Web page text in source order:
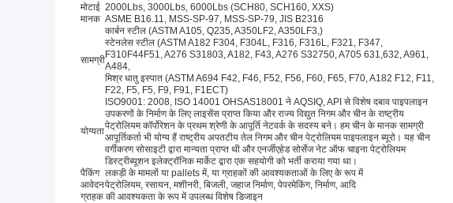
मोटाई 2000Lbs, 3000Lbs, 6000Lbs (SCH80, SCH160, XXS)
मानक ASME B16.11, MSS-SP-97, MSS-SP-79, JIS B2316
सामग्री
कार्बन स्टील (ASTM A105, Q235, A350LF2, A350LF3,)
स्टेनलेस स्टील (ASTM A182 F304, F304L, F316, F316L, F321, F347,
F310F44F51, A276 S31803, A182, F43, A276 S32750, A705 631,632, A961,
A484,
मिश्र धातु इस्पात (ASTM A694 F42, F46, F52, F56, F60, F65, F70, A182 F12, F11,
F22, F5, F5, F9, F91, F1ECT)
योग्यता
ISO9001: 2008, ISO 14001 OHSAS18001 ने AQSIQ, API से विशेष दबाव पाइपलाइन
उपकरणों के निर्माण के लिए लाइसेंस प्राप्त किया और राज्य विद्युत निगम और चीन के राष्ट्रीय
पेट्रोलियम कॉर्पोरेशन के प्रथम श्रेणी के आपूर्ति नेटवर्क के सदस्य बने। हम चीन के मानक सामग्री
आपूर्तिकर्ता भी योग्य हैं राष्ट्रीय अपतटीय तेल निगम और चीन पेट्रोलियम पाइपलाइन ब्यूरो। यह चीन
वर्गीकरण सोसाइटी द्वारा मान्यता प्राप्त थी और एनर्जीएहेड सोर्सेज नेट ऑफ चाइना पेट्रोलियम
डिस्ट्रीब्यूशन इलेक्ट्रॉनिक मार्केट द्वारा एक सहयोगी को भर्ती कराया गया था।
पैकिंग लकड़ी के मामलों या pallets में, या ग्राहकों की आवश्यकताओं के लिए के रूप में
आवेदनपेट्रोलियम, रसायन, मशीनरी, बिजली, जहाज निर्माण, पेपरमेकिंग, निर्माण, आदि
ग्राहक की आवश्यकता के रूप में उपलब्ध विशेष डिजाइन